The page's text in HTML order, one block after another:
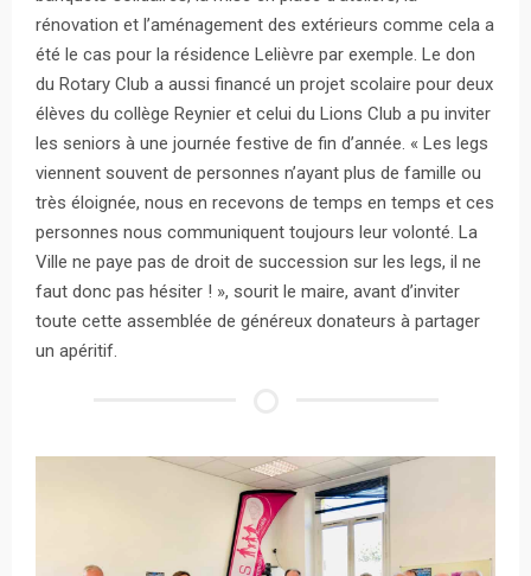
rénovation et l’aménagement des extérieurs comme cela a
été le cas pour la résidence Lelièvre par exemple. Le don
du Rotary Club a aussi financé un projet scolaire pour deux
élèves du collège Reynier et celui du Lions Club a pu inviter
les seniors à une journée festive de fin d’année. « Les legs
viennent souvent de personnes n’ayant plus de famille ou
très éloignée, nous en recevons de temps en temps et ces
personnes nous communiquent toujours leur volonté. La
Ville ne paye pas de droit de succession sur les legs, il ne
faut donc pas hésiter ! », sourit le maire, avant d’inviter
toute cette assemblée de généreux donateurs à partager
un apéritif.